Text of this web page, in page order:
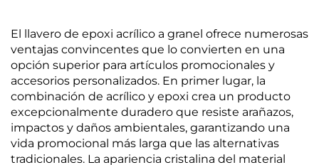
El llavero de epoxi acrílico a granel ofrece numerosas
ventajas convincentes que lo convierten en una
opción superior para artículos promocionales y
accesorios personalizados. En primer lugar, la
combinación de acrílico y epoxi crea un producto
excepcionalmente duradero que resiste arañazos,
impactos y daños ambientales, garantizando una
vida promocional más larga que las alternativas
tradicionales. La apariencia cristalina del material